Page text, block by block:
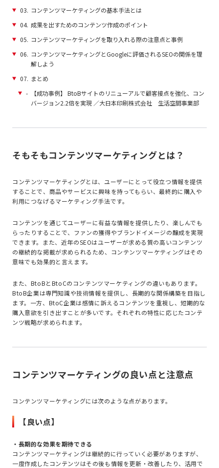
03. コンテンツマーケティングの基本手法とは
04. 成果を出すためのコンテンツ作成のポイント
05. コンテンツマーケティングを取り入れる際の注意点と事例
06. コンテンツマーケティングとGoogleに評価されるSEOの関係を理
解しよう
07. まとめ
-
【成功事例】 BtoBサイトのリニューアルで顧客接点を強化、コン
バージョン2.2倍を実現 ／大日本印刷株式会社 生活空間事業部
そもそもコンテンツマーケティングとは？
コンテンツマーケティングとは、ユーザーにとって役立つ情報を提供
することで、商品やサービスに興味を持ってもらい、最終的に購入や
利用につなげるマーケティング手法です。
コンテンツを通じてユーザーに有益な情報を提供したり、楽しんでも
らったりすることで、ファンの獲得やブランドイメージの醸成を実現
できます。また、近年のSEOはユーザーが求める質の高いコンテンツ
の継続的な掲載が求められるため、コンテンツマーケティングはその
意味でも効果的と言えます。
また、 BtoBとBtoCのコンテンツマーケティングの違いもあります。
BtoB企業は専門知識や技術情報を提供し、長期的な関係構築を目指し
ます。一方、BtoC企業は感情に訴えるコンテンツを重視し、短期的な
購入意欲を引き出すことが多いです。それぞれの特性に応じたコンテ
ンツ戦略が求められます。
コンテンツマーケティングの良い点と注意点
コンテンツマーケティングには次のような点があります。
【良い点】
・長期的な効果を期待できる
コンテンツマーケティングは継続的に行っていく必要がありますが、
一度作成したコンテンツはその後も情報を更新・改善したり、活用で